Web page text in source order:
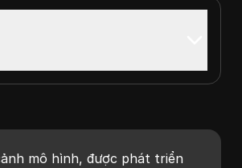
mô hình, được phát triển